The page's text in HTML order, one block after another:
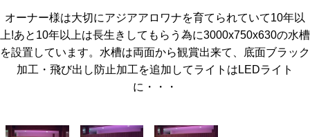
オーナー様は大切にアジアアロワナを育てられていて10年以
上!あと10年以上は長生きしてもらう為に3000x750x630の水槽
を設置しています。水槽は両面から観賞出来て、底面ブラック
加工・飛び出し防止加工を追加してライトはLEDライト
に・・・